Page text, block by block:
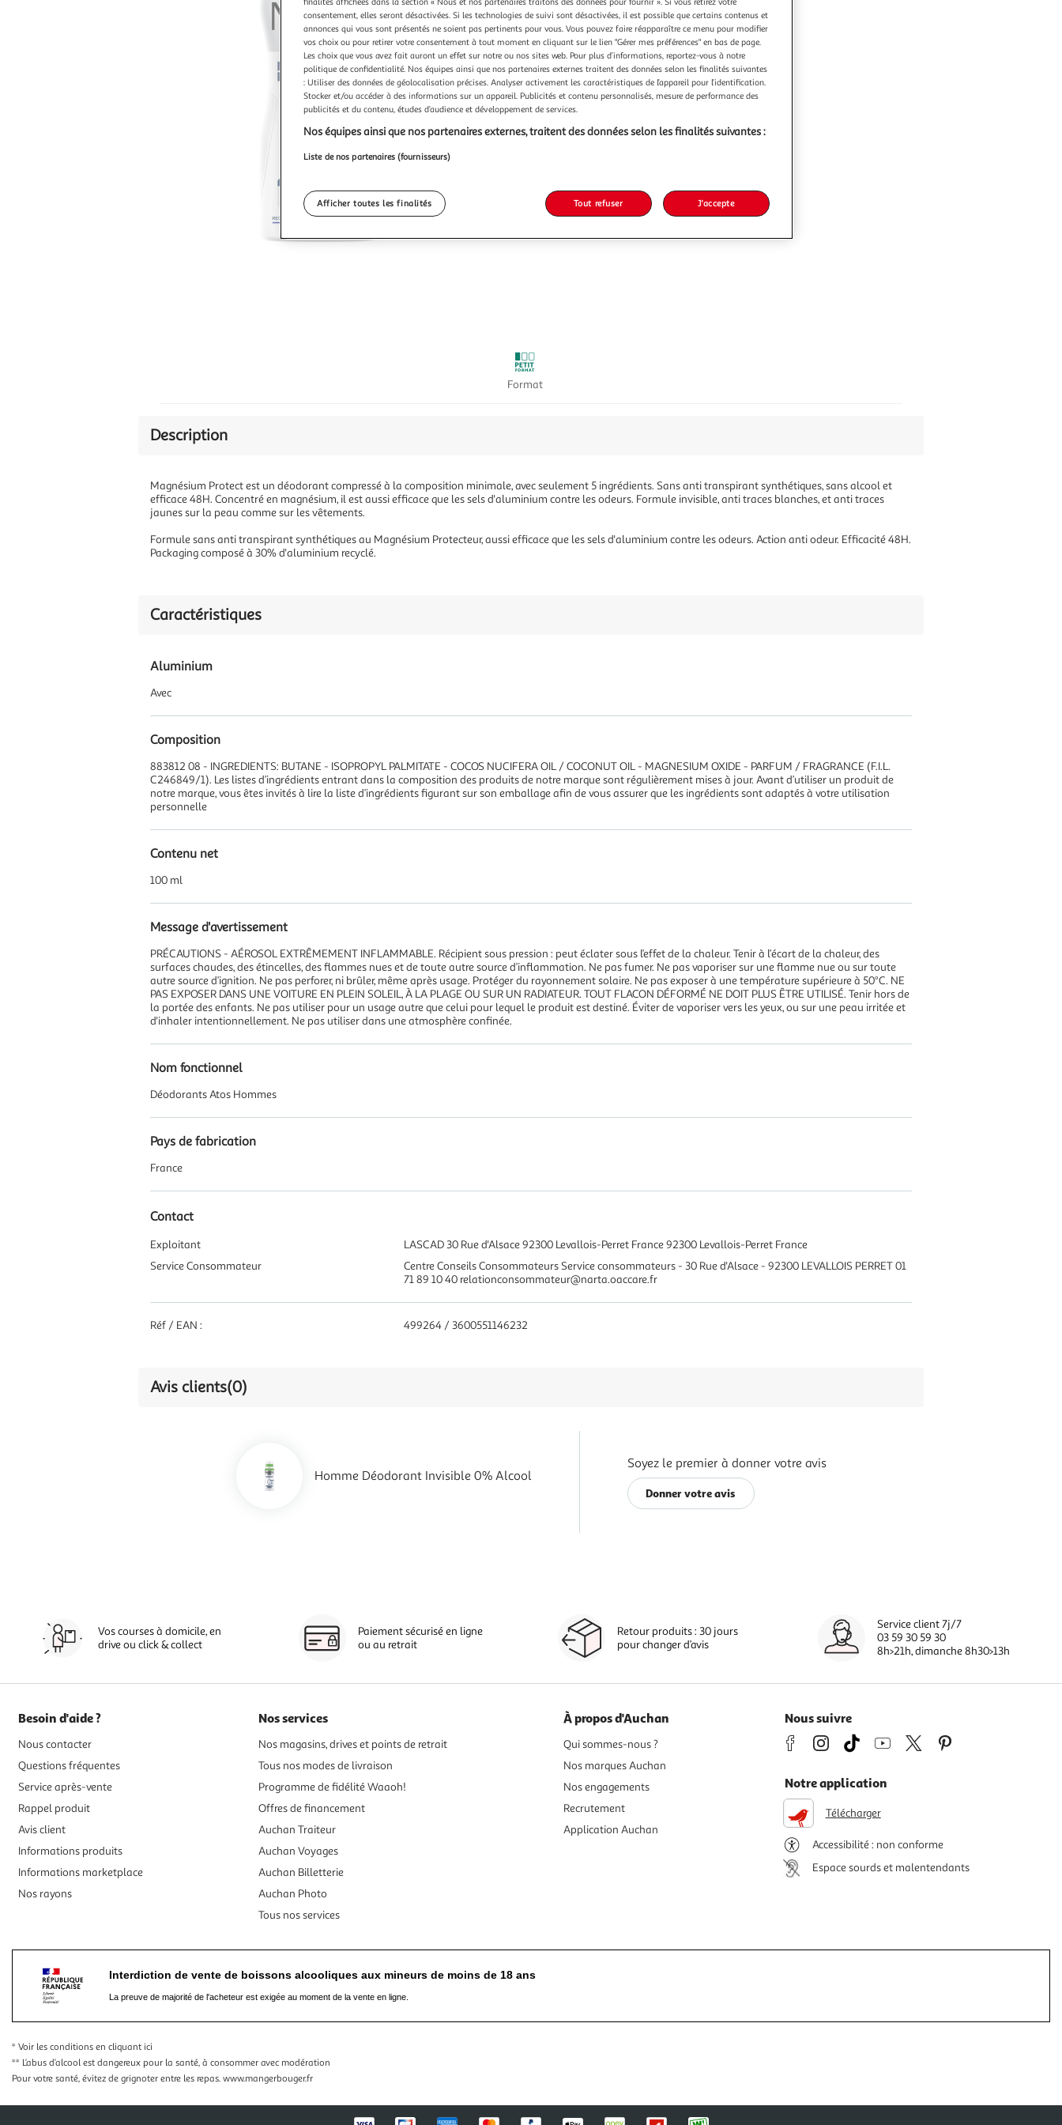
Format
Description
Magnésium Protect est un déodorant compressé à la composition minimale, avec seulement 5 ingrédients. Sans anti transpirant synthétiques, sans alcool et
efficace 48H. Concentré en magnésium, il est aussi efficace que les sels d'aluminium contre les odeurs. Formule invisible, anti traces blanches, et anti traces
jaunes sur la peau comme sur les vêtements.
Formule sans anti transpirant synthétiques au Magnésium Protecteur, aussi efficace que les sels d'aluminium contre les odeurs. Action anti odeur. Efficacité 48H.
Packaging composé à 30% d'aluminium recyclé.
Caractéristiques
Aluminium
Avec
Composition
883812 08 - INGREDIENTS: BUTANE - ISOPROPYL PALMITATE - COCOS NUCIFERA OIL / COCONUT OIL - MAGNESIUM OXIDE - PARFUM / FRAGRANCE (F.I.L.
C246849/1). Les listes d’ingrédients entrant dans la composition des produits de notre marque sont régulièrement mises à jour. Avant d’utiliser un produit de
notre marque, vous êtes invités à lire la liste d’ingrédients figurant sur son emballage afin de vous assurer que les ingrédients sont adaptés à votre utilisation
personnelle
Contenu net
100 ml
Message d'avertissement
PRÉCAUTIONS - AÉROSOL EXTRÊMEMENT INFLAMMABLE. Récipient sous pression : peut éclater sous l’effet de la chaleur. Tenir à l’écart de la chaleur, des
surfaces chaudes, des étincelles, des flammes nues et de toute autre source d’inflammation. Ne pas fumer. Ne pas vaporiser sur une flamme nue ou sur toute
autre source d’ignition. Ne pas perforer, ni brûler, même après usage. Protéger du rayonnement solaire. Ne pas exposer à une température supérieure à 50°C. NE
PAS EXPOSER DANS UNE VOITURE EN PLEIN SOLEIL, À LA PLAGE OU SUR UN RADIATEUR. TOUT FLACON DÉFORMÉ NE DOIT PLUS ÊTRE UTILISÉ. Tenir hors de
la portée des enfants. Ne pas utiliser pour un usage autre que celui pour lequel le produit est destiné. Éviter de vaporiser vers les yeux, ou sur une peau irritée et
d'inhaler intentionnellement. Ne pas utiliser dans une atmosphère confinée.
Nom fonctionnel
Déodorants Atos Hommes
Pays de fabrication
France
Contact
Exploitant
LASCAD 30 Rue d'Alsace 92300 Levallois-Perret France 92300 Levallois-Perret France
Service Consommateur
Centre Conseils Consommateurs Service consommateurs - 30 Rue d'Alsace - 92300 LEVALLOIS PERRET 01
71 89 10 40 relationconsommateur@narta.oaccare.fr
Réf / EAN : 499264 / 3600551146232
Avis clients(0)
Homme Déodorant Invisible 0% Alcool
Soyez le premier à donner votre avis
Donner votre avis
Vos courses à domicile, en
drive ou click & collect
Paiement sécurisé en ligne
ou au retrait
Retour produits : 30 jours
pour changer d’avis
Service client 7j/7
03 59 30 59 30
8h>21h, dimanche 8h30>13h
Besoin d'aide ?
Nous contacter
Questions fréquentes
Service après-vente
Rappel produit
Avis client
Informations produits
Informations marketplace
Nos rayons
Nos services
Nos magasins, drives et points de retrait
Tous nos modes de livraison
Programme de fidélité Waaoh!
Offres de financement
Auchan Traiteur
Auchan Voyages
Auchan Billetterie
Auchan Photo
Tous nos services
À propos d'Auchan
Qui sommes-nous ?
Nos marques Auchan
Nos engagements
Recrutement
Application Auchan
Nous suivre
Notre application
Télécharger
Accessibilité : non conforme
Espace sourds et malentendants
Interdiction de vente de boissons alcooliques aux mineurs de moins de 18 ans
La preuve de majorité de l'acheteur est exigée au moment de la vente en ligne.
* Voir les conditions en cliquant ici
** L’abus d’alcool est dangereux pour la santé, à consommer avec modération
Pour votre santé, évitez de grignoter entre les repas. www.mangerbouger.fr
consentement, elles seront désactivées. Si les technologies de suivi sont désactivées, il est possible que certains contenus et
annonces qui vous sont présentés ne soient pas pertinents pour vous. Vous pouvez faire réapparaître ce menu pour modifier
vos choix ou pour retirer votre consentement à tout moment en cliquant sur le lien "Gérer mes préférences" en bas de page.
Les choix que vous avez fait auront un effet sur notre ou nos sites web. Pour plus d’informations, reportez-vous à notre
politique de confidentialité. Nos équipes ainsi que nos partenaires externes traitent des données selon les finalités suivantes
: Utiliser des données de géolocalisation précises. Analyser activement les caractéristiques de l’appareil pour l’identification.
Stocker et/ou accéder à des informations sur un appareil. Publicités et contenu personnalisés, mesure de performance des
publicités et du contenu, études d’audience et développement de services.
Nos équipes ainsi que nos partenaires externes, traitent des données selon les finalités suivantes :
Liste de nos partenaires (fournisseurs)
Afficher toutes les finalités Tout refuser J'accepte